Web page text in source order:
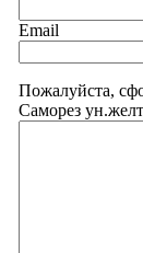
Email
Пожалуйста,
Саморез